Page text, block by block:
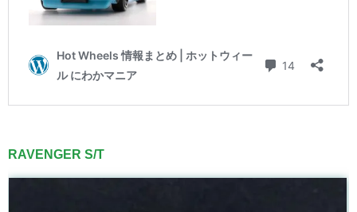
RAVENGER S/T